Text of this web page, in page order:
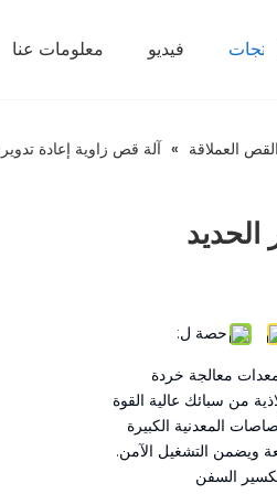
معلومات عنا فيديو منتجات
القص العملاقة » آلة قص زاوية إعادة تدوير
الحديد
حصة ل:
معدات معالجة خردة
من سبائك عالية القوة
المعدنية الكبيرة
ويضمن التشغيل الآمن.
السفن